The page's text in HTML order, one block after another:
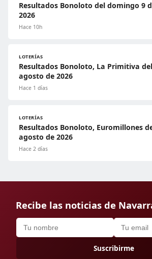
Resultados Bonoloto del domingo 9
2026
Hace 10h
LOTERÍAS
Resultados Bonoloto, La Primitiva
agosto de 2026
Hace 1 días
LOTERÍAS
Resultados Bonoloto, Euromillones
agosto de 2026
Hace 2 días
Recibe las noticias de
Suscribirme